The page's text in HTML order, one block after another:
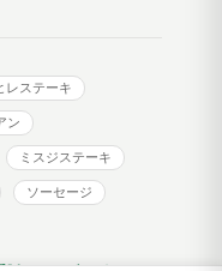
レステーキ
ン
ミスジステーキ
ソーセージ